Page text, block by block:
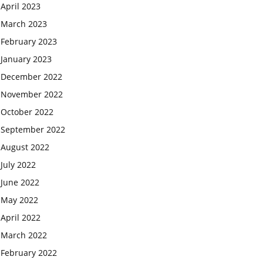
April 2023
March 2023
February 2023
January 2023
December 2022
November 2022
October 2022
September 2022
August 2022
July 2022
June 2022
May 2022
April 2022
March 2022
February 2022